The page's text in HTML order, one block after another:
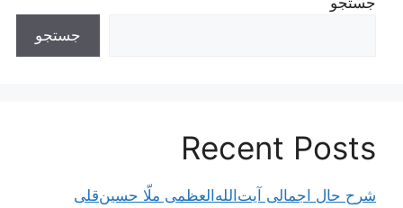
جستجو
Recent Posts
شرح حال اجمالی آیت‌الله‌العظمی ملّا حسین‌قلی